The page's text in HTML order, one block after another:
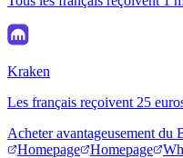
Kraken
Les français reçoivent 25
Acheter avantageusement du
Homepage
Homepage